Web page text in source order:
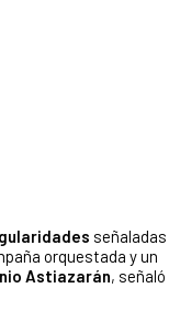
señaladas
orquestada y un
Astiazarán, señaló